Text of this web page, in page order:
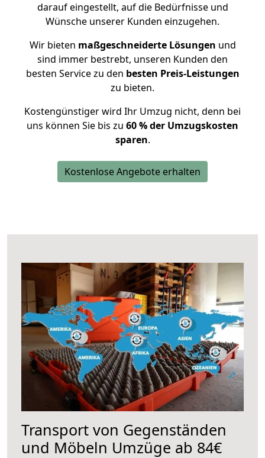
darauf eingestellt, auf die Bedürfnisse und
Wünsche unserer Kunden einzugehen.
Wir bieten maßgeschneiderte Lösungen und
sind immer bestrebt, unseren Kunden den
besten Service zu den besten Preis-Leistungen
zu bieten.
Kostengünstiger wird Ihr Umzug nicht, denn bei
uns können Sie bis zu 60 % der Umzugskosten
sparen.
Kostenlose Angebote erhalten
Transport von Gegenständen
und Möbeln Umzüge ab 84€